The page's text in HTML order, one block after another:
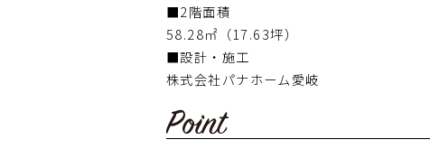
■2階面積
58.28㎡（17.63坪）
■設計・施工
株式会社パナホーム愛岐